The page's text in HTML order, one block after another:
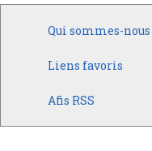
Qui sommes-nous
Liens favoris
Afis RSS